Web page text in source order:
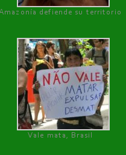
defiende su territorio
Vale mata, Brasil